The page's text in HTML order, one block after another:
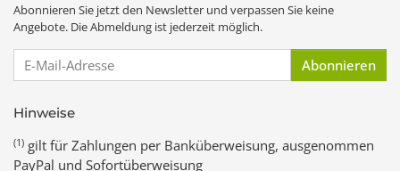
Abonnieren Sie jetzt den Newsletter und verpassen Sie keine
Angebote. Die Abmeldung ist jederzeit möglich.
E-Mail-Adresse Abonnieren
Hinweise
(1) gilt für Zahlungen per Banküberweisung, ausgenommen
PayPal und Sofortüberweisung